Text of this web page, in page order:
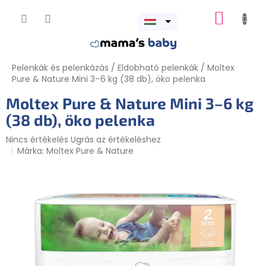
KOSÁR
Menü
Pelenkák és pelenkázás / Eldobható pelenkák / Moltex
Pure & Nature Mini 3–6 kg (38 db), öko pelenka
Moltex Pure & Nature Mini 3–6 kg
(38 db), öko pelenka
A
termék
Nincs értékelés Ugrás az értékeléshez
Márka:Moltex Pure & Nature